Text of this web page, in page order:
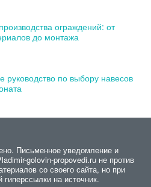
ограждений: от
до монтажа
руководство по выбору навесов
Письменное уведомление и
golovin-propovedi.ru не против
со своего сайта, но при
гиперссылки на источник.